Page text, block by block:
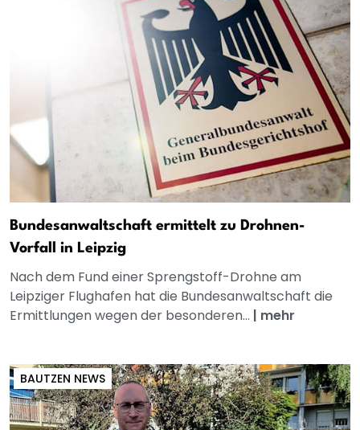
Bundesanwaltschaft ermittelt zu Drohnen-
Vorfall in Leipzig
Nach dem Fund einer Sprengstoff-Drohne am
Leipziger Flughafen hat die Bundesanwaltschaft die
Ermittlungen wegen der besonderen... | mehr
BAUTZEN NEWS